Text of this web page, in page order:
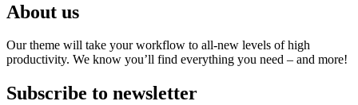
About us
Our theme will take your workflow to all-new levels of high
productivity. We know you’ll find everything you need – and more!
Subscribe to newsletter